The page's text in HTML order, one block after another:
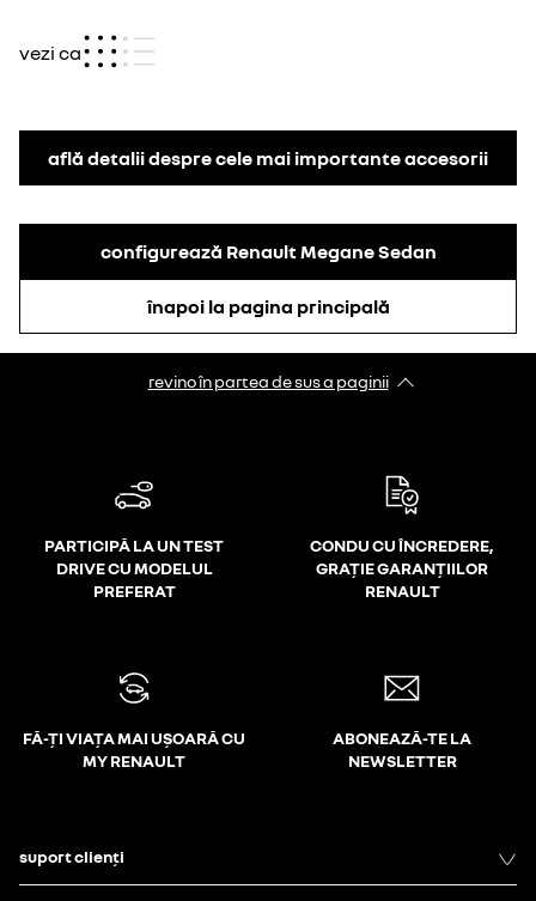
vezi ca
află detalii despre cele mai importante accesorii
configurează Renault Megane Sedan
înapoi la pagina principală
revino în partea de sus a paginii
PARTICIPĂ LA UN TEST
DRIVE CU MODELUL
PREFERAT
CONDU CU ÎNCREDERE,
GRAȚIE GARANȚIILOR
RENAULT
FĂ-ȚI VIAȚA MAI UȘOARĂ CU
MY RENAULT
ABONEAZĂ-TE LA
NEWSLETTER
suport clienți